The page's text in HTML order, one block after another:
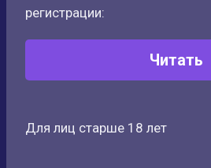
регистрации:
Читать
Для лиц старше 18 лет